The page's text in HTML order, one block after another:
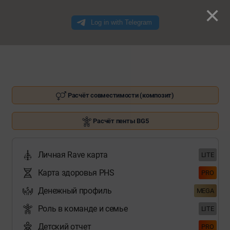
Расчёт совместимости (композит)
Расчёт пенты BG5
Личная Rave карта LITE
Карта здоровья PHS PRO
Денежный профиль MEGA
Роль в команде и семье LITE
Детский отчет PRO
×